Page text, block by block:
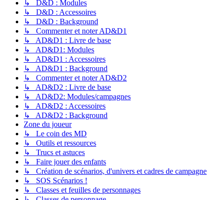
↳ D&D : Modules
↳ D&D : Accessoires
↳ D&D : Background
↳ Commenter et noter AD&D1
↳ AD&D1 : Livre de base
↳ AD&D1: Modules
↳ AD&D1 : Accessoires
↳ AD&D1 : Background
↳ Commenter et noter AD&D2
↳ AD&D2 : Livre de base
↳ AD&D2: Modules/campagnes
↳ AD&D2 : Accessoires
↳ AD&D2 : Background
Zone du joueur
↳ Le coin des MD
↳ Outils et ressources
↳ Trucs et astuces
↳ Faire jouer des enfants
↳ Création de scénarios, d'univers et cadres de campagne
↳ SOS Scénarios !
↳ Classes et feuilles de personnages